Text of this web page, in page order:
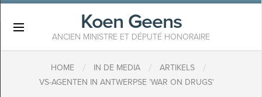
Koen Geens
ANCIEN MINISTRE ET DÉPUTÉ HONORAIRE
HOME / IN DE MEDIA / ARTIKELS /
VS-AGENTEN IN ANTWERPSE 'WAR ON DRUGS'